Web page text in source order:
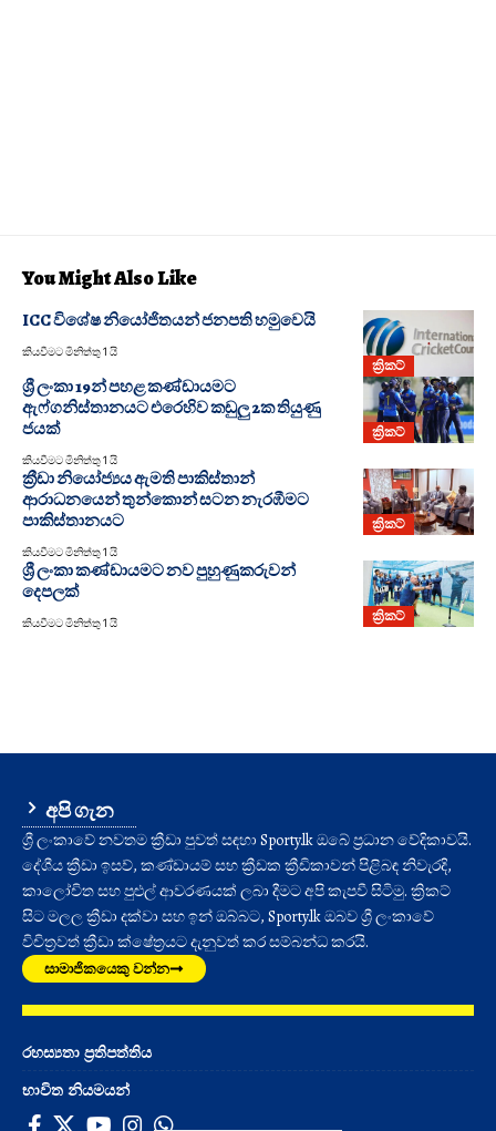
You Might Also Like
ක්‍රිකට්
ICC විශේෂ නියෝජිතයන් ජනපති හමුවෙයි
කියවීමට මිනිත්තු 1 යි
ක්‍රිකට්
ශ්‍රී ලංකා 19න් පහළ කණ්ඩායමට
ඇෆ්ගනිස්තානයට එරෙහිව කඩුලු 2ක තියුණු
ජයක්
කියවීමට මිනිත්තු 1 යි
ක්‍රිකට්
ක්‍රීඩා නියෝජ්‍යය ඇමති පාකිස්තාන්
ආරාධනයෙන් තුන්කොන් සටන නැරඹීමට
පාකිස්තානයට
කියවීමට මිනිත්තු 1 යි
ක්‍රිකට්
ශ්‍රී ලංකා කණ්ඩායමට නව පුහුණුකරුවන්
දෙපලක්
කියවීමට මිනිත්තු 1 යි
අපි ගැන
ශ්‍රී ලංකාවේ නවතම ක්‍රීඩා පුවත් සඳහා Sporty.lk ඔබේ ප්‍රධාන වේදිකාවයි.
දේශීය ක්‍රීඩා ඉසව්, කණ්ඩායම් සහ ක්‍රීඩක ක්‍රීඩිකාවන් පිළිබඳ නිවැරදි,
කාලෝචිත සහ පුළුල් ආවරණයක් ලබා දීමට අපි කැපවී සිටිමු. ක්‍රිකට්
සිට මලල ක්‍රීඩා දක්වා සහ ඉන් ඔබ්බට, Sporty.lk ඔබව ශ්‍රී ලංකාවේ
විචිත්‍රවත් ක්‍රීඩා ක්ෂේත්‍රයට දැනුවත් කර සම්බන්ධ කරයි.
සාමාජිකයෙකු වන්න
රහස්‍යතා ප්‍රතිපත්තිය
භාවිත නියමයන්